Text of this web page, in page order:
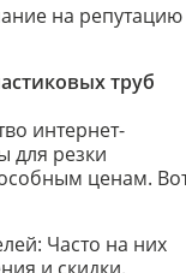
на репутацию
труб
интернет-
для резки
ценам.
Часто на них